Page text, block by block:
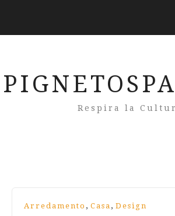
Respira la
Arredamento , Casa , Design